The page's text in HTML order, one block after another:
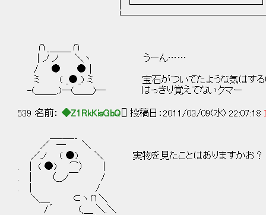
∩_＿＿_∩
| ノ ノ ＼ヽ うーん……
/ ● ● |
ミ ( _●_) ミ 宝石がついてたような気はする
-(＿＿_.)─(＿＿)─ はっきり覚えてないクマー
539 名前： ◆Z1RkKisGbQ [] 投稿日：2011/03/09(水) 22:07:18
／ ― ＼
／ノ ( ●) ＼ 実物を見たことはありますかお？
. ｜ ( ●) ⌒） |
. ｜ （__ノ￣ /
. ｜ /
＼＿ ⊂ヽ∩＼
/´ (,＿ ＼.＼